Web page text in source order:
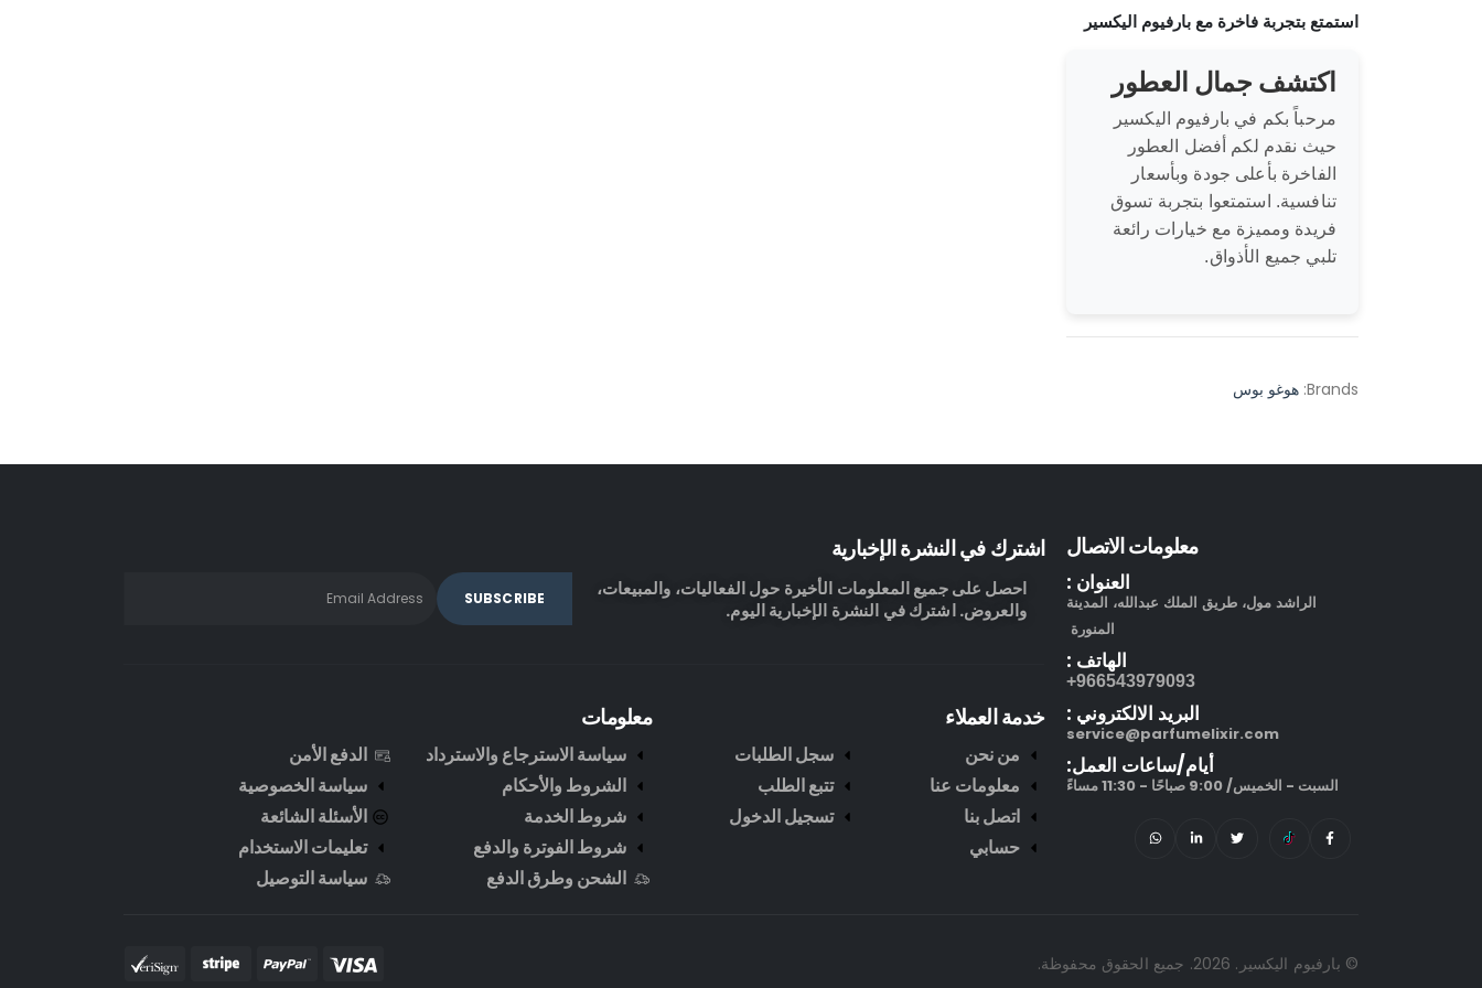
استمتع بتجربة فاخرة مع بارفيوم اليكسير
اكتشف جمال العطور
مرحباً بكم في بارفيوم اليكسير
حيث نقدم لكم أفضل العطور
الفاخرة بأعلى جودة وبأسعار
تنافسية. استمتعوا بتجربة تسوق
فريدة ومميزة مع خيارات رائعة
تلبي جميع الأذواق.
Brands: هوغو بوس
معلومات الاتصال
العنوان :
الراشد مول، طريق الملك عبدالله، المدينة
المنورة
الهاتف :
966543979093+
البريد الالكتروني :
service@parfumelixir.com
أيام/ساعات العمل:
السبت - الخميس/ 9:00 صباحًا - 11:30 مساءً
اشترك في النشرة الإخبارية
احصل على جميع المعلومات الأخيرة حول الفعاليات، والمبيعات،
والعروض. اشترك في النشرة الإخبارية اليوم.
خدمة العملاء
من نحن
معلومات عنا
اتصل بنا
حسابي
سجل الطلبات
تتبع الطلب
تسجيل الدخول
معلومات
سياسة الاسترجاع والاسترداد
الشروط والأحكام
شروط الخدمة
شروط الفوترة والدفع
الشحن وطرق الدفع
الدفع الأمن
سياسة الخصوصية
الأسئلة الشائعة
تعليمات الاستخدام
سياسة التوصيل
© بارفيوم اليكسير. 2026. جميع الحقوق محفوظة.